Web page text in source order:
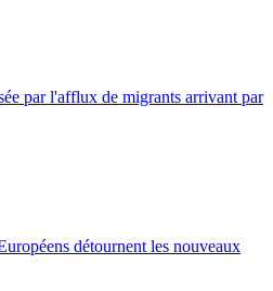
par l'afflux de migrants arrivant par
détournent les nouveaux